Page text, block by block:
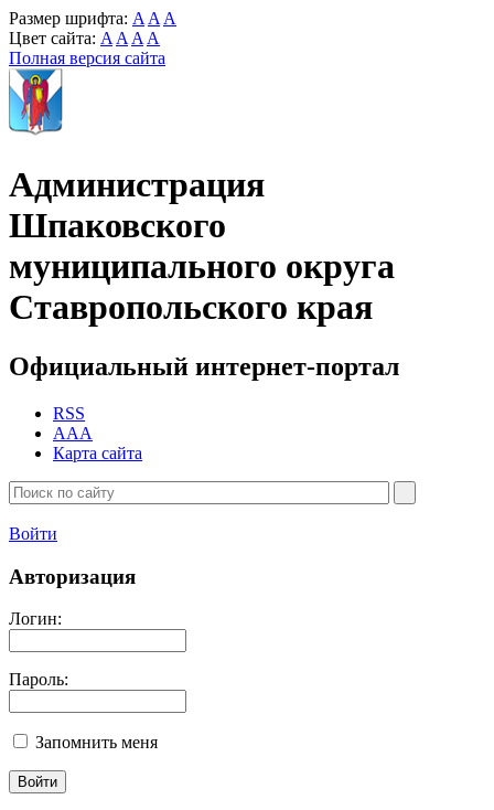
Размер шрифта: A A A
Цвет сайта: A A A A
Полная версия сайта
Администрация
Шпаковского
муниципального округа
Ставропольского края
Официальный интернет-портал
RSS
AAA
Карта сайта
Войти
Авторизация
Логин:
Пароль:
Запомнить меня